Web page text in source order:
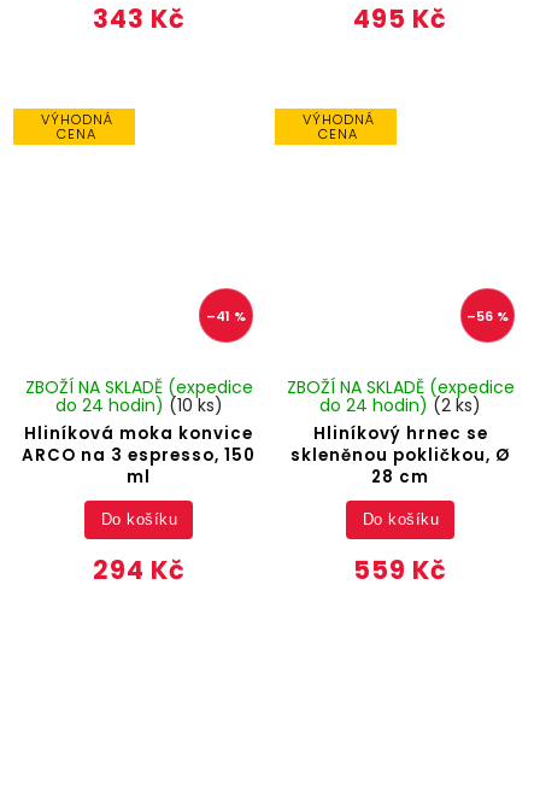
343 Kč 495 Kč
VÝHODNÁ
CENA
–41 %
Hliníková moka konvice
ARCO na 3 espresso, 150
ml
ZBOŽÍ NA SKLADĚ (expedice
do 24 hodin) (10 ks)
294 Kč
Do košíku
VÝHODNÁ
CENA
–56 %
Hliníkový hrnec se
skleněnou pokličkou, Ø
28 cm
ZBOŽÍ NA SKLADĚ (expedice
do 24 hodin) (2 ks)
559 Kč
Do košíku